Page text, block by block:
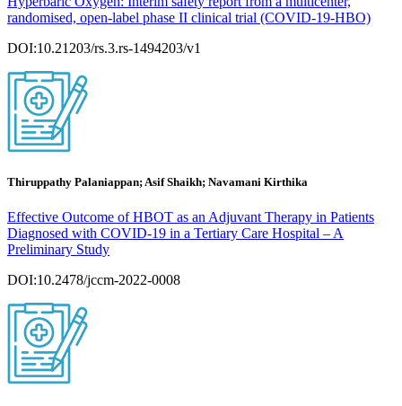
randomised, open-label phase II clinical trial (COVID-19-HBO)
DOI:10.21203/rs.3.rs-1494203/v1
Thiruppathy Palaniappan; Asif Shaikh; Navamani Kirthika
Effective Outcome of HBOT as an Adjuvant Therapy in Patients
Diagnosed with COVID-19 in a Tertiary Care Hospital – A
Preliminary Study
DOI:10.2478/jccm-2022-0008